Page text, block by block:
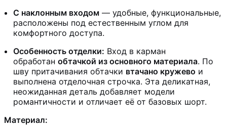
С наклонным входом — удобные, функциональные,
расположены под естественным углом для
комфортного доступа.
Особенность отделки: Вход в карман
обработан обтачкой из основного материала. По
шву притачивания обтачки втачано кружево и
выполнена отделочная строчка. Эта деликатная,
неожиданная деталь добавляет модели
романтичности и отличает её от базовых шорт.
Материал: